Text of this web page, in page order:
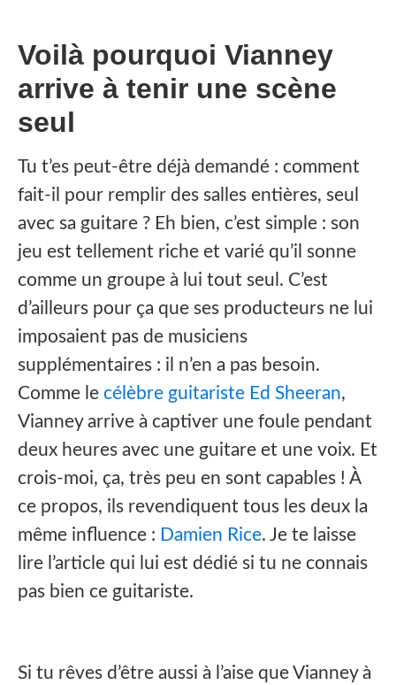
Voilà pourquoi Vianney
arrive à tenir une scène
seul
Tu t’es peut-être déjà demandé : comment
fait-il pour remplir des salles entières, seul
avec sa guitare ? Eh bien, c’est simple : son
jeu est tellement riche et varié qu’il sonne
comme un groupe à lui tout seul. C’est
d’ailleurs pour ça que ses producteurs ne lui
imposaient pas de musiciens
supplémentaires : il n’en a pas besoin.
Comme le célèbre guitariste Ed Sheeran,
Vianney arrive à captiver une foule pendant
deux heures avec une guitare et une voix. Et
crois-moi, ça, très peu en sont capables ! À
ce propos, ils revendiquent tous les deux la
même influence : Damien Rice. Je te laisse
lire l’article qui lui est dédié si tu ne connais
pas bien ce guitariste.
Si tu rêves d’être aussi à l’aise que Vianney à